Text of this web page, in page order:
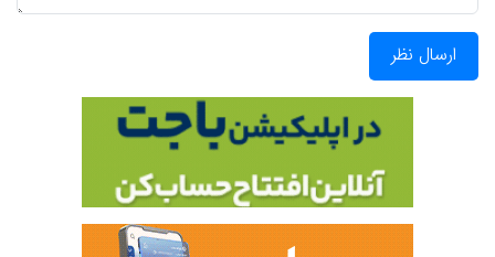
ارسال نظر